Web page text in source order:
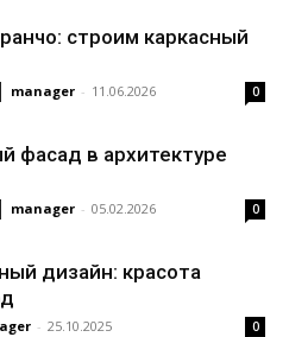
строим каркасный
manager - 11.06.2026 0
фасад в архитектуре
manager - 05.02.2026 0
дизайн: красота
- 25.10.2025 0